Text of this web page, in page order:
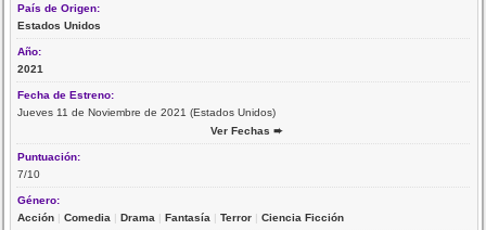
País de Origen:
Estados Unidos
Año:
2021
Fecha de Estreno:
Jueves 11 de Noviembre de 2021 (Estados Unidos)
Ver Fechas ➨
Puntuación:
7/10
Género:
Acción |Comedia |Drama |Fantasía |Terror |Ciencia Ficción